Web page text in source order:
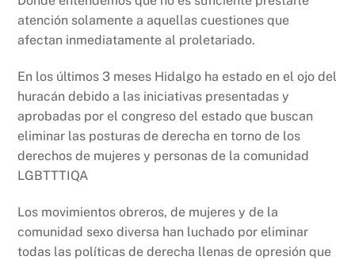
atención solamente a aquellas cuestiones que
afectan inmediatamente al proletariado.
En los últimos 3 meses Hidalgo ha estado en el ojo del
huracán debido a las iniciativas presentadas y
aprobadas por el congreso del estado que buscan
eliminar las posturas de derecha en torno de los
derechos de mujeres y personas de la comunidad
LGBTTTIQA
Los movimientos obreros, de mujeres y de la
comunidad sexo diversa han luchado por eliminar
todas las políticas de derecha llenas de opresión que